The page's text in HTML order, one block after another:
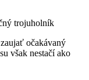
trojuholník
očakávaný
však nestačí ako